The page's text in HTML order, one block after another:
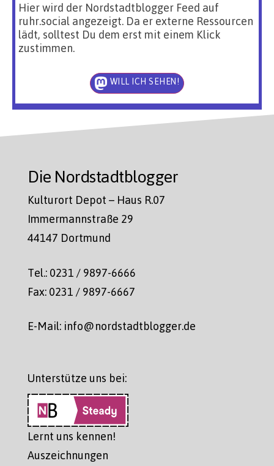
Hier wird der Nordstadtblogger Feed auf
ruhr.social angezeigt. Da er externe Ressourcen
lädt, solltest Du dem erst mit einem Klick
zustimmen.
WILL ICH SEHEN!
Die Nordstadtblogger
Kulturort Depot – Haus R.07
Immermannstraße 29
44147 Dortmund
Tel.: 0231 / 9897-6666
Fax: 0231 / 9897-6667
E-Mail: info@nordstadtblogger.de
Unterstütze uns bei:
Lernt uns kennen!
Auszeichnungen